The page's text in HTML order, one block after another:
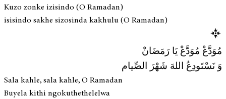
Kuzo zonke izisindo (O Ramadan)
isisindo sakhe sizosinda kakhulu (O Ramadan)
مُوَدَّعْ مُوَدَّعْ يَا رَمَضَانْ
وَ نَسْتَودِعُ اللهَ شَهْرَ الصِّيام
Sala kahle, sala kahle, O Ramadan
Buyela kithi ngokuthethelelwa